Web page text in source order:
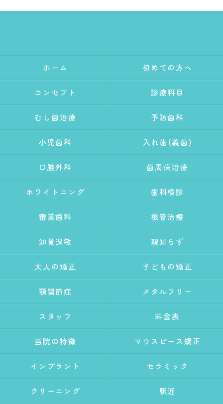
ホーム 初めての方へ
コンセプト 診療科目
むし歯治療 予防歯科
小児歯科 入れ歯(義歯)
口腔外科 歯周病治療
ホワイトニング 歯科検診
審美歯科 根管治療
知覚過敏 親知らず
大人の矯正 子どもの矯正
顎関節症 メタルフリー
スタッフ 料金表
当院の特徴 マウスピース矯正
インプラント セラミック
クリーニング 駅近